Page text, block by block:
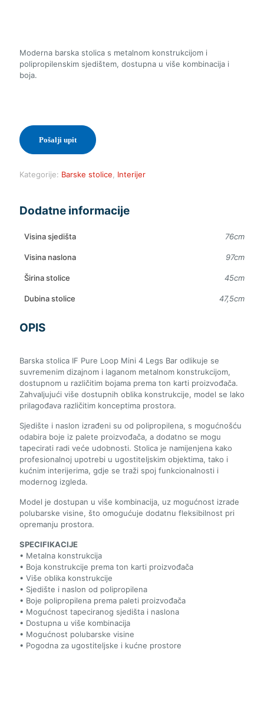
Moderna barska stolica s metalnom konstrukcijom i
polipropilenskim sjedištem, dostupna u više kombinacija i
boja.
Pošalji upit
Kategorije: Barske stolice Interijer
Dodatne informacije
Visina sjedišta 76cm
Visina naslona 97cm
Širina stolice 45cm
Dubina stolice 47,5cm
OPIS
Barska stolica IF Pure Loop Mini 4 Legs Bar odlikuje se
suvremenim dizajnom i laganom metalnom konstrukcijom,
dostupnom u različitim bojama prema ton karti proizvođača.
Zahvaljujući više dostupnih oblika konstrukcije, model se lako
prilagođava različitim konceptima prostora.
Sjedište i naslon izrađeni su od polipropilena, s mogućnošću
odabira boje iz palete proizvođača, a dodatno se mogu
tapecirati radi veće udobnosti. Stolica je namijenjena kako
profesionalnoj upotrebi u ugostiteljskim objektima, tako i
kućnim interijerima, gdje se traži spoj funkcionalnosti i
modernog izgleda.
Model je dostupan u više kombinacija, uz mogućnost izrade
polubarske visine, što omogućuje dodatnu fleksibilnost pri
opremanju prostora.
SPECIFIKACIJE
• Metalna konstrukcija
• Boja konstrukcije prema ton karti proizvođača
• Više oblika konstrukcije
• Sjedište i naslon od polipropilena
• Boje polipropilena prema paleti proizvođača
• Mogućnost tapeciranog sjedišta i naslona
• Dostupna u više kombinacija
• Mogućnost polubarske visine
• Pogodna za ugostiteljske i kućne prostore